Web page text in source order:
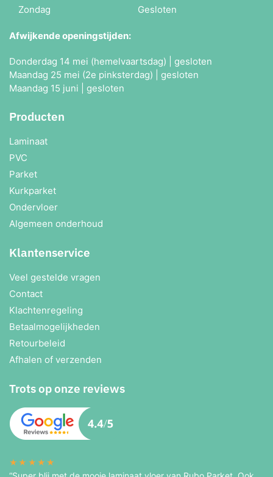
Zondag
Gesloten
Afwijkende openingstijden:
Donderdag 14 mei (hemelvaartsdag) | gesloten
Maandag 25 mei (2e pinksterdag) | gesloten
Maandag 15 juni | gesloten
Producten
Laminaat
PVC
Parket
Kurkparket
Ondervloer
Algemeen onderhoud
Klantenservice
Veel gestelde vragen
Contact
Klachtenregeling
Betaalmogelijkheden
Retourbeleid
Afhalen of verzenden
Trots op onze reviews
★★★★★